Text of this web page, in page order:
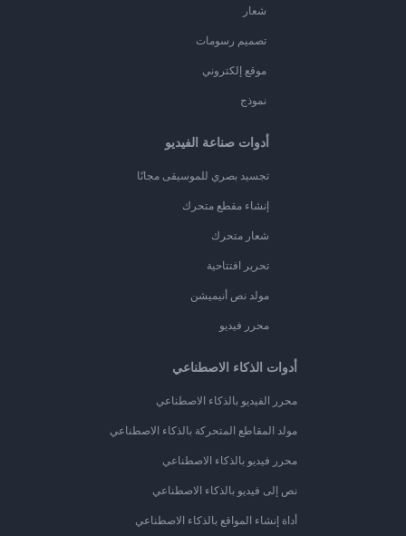
شعار
تصميم رسومات
موقع إلكتروني
نموذج
أدوات صناعة الفيديو
تجسيد بصري للموسيقى مجانًا
إنشاء مقطع متحرك
شعار متحرك
تحرير افتتاحية
مولد نص أنيميشن
محرر فيديو
أدوات الذكاء الاصطناعي
محرر الفيديو بالذكاء الاصطناعي
مولد المقاطع المتحركة بالذكاء الاصطناعي
محرر فيديو بالذكاء الاصطناعي
نص إلى فيديو بالذكاء الاصطناعي
أداة إنشاء المواقع بالذكاء الاصطناعي